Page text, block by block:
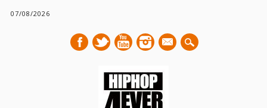
07/08/2026
mail